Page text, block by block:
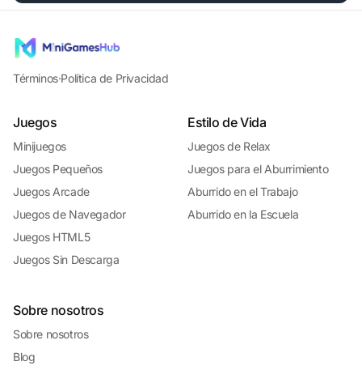
Términos·Política de Privacidad
Juegos
Minijuegos
Juegos Pequeños
Juegos Arcade
Juegos de Navegador
Juegos HTML5
Juegos Sin Descarga
Estilo de Vida
Juegos de Relax
Juegos para el Aburrimiento
Aburrido en el Trabajo
Aburrido en la Escuela
Sobre nosotros
Sobre nosotros
Blog